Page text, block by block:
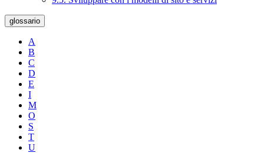
glossario
A
B
C
D
E
I
M
O
S
T
U